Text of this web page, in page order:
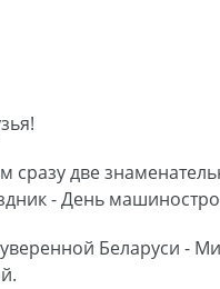
сразу две
- День
Беларуси -